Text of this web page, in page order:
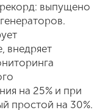
выпущено
внедряет
на 25 % и при
простой на 30 %.